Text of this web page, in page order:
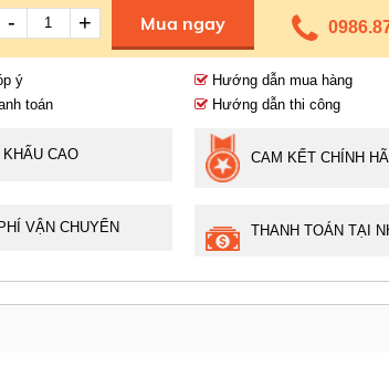
- + Mua ngay
ý
Hướng dẫn mua hàng
toán
Hướng dẫn thi công
CAO CAM KẾT CHÍNH
VẬN CHUYỂN THANH TOÁN TẠI